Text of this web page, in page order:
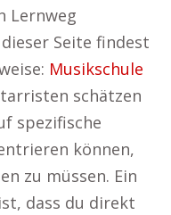
Lernweg
Seite findest
Musikschule
schätzen
spezifische
können,
zu müssen. Ein
dass du direkt